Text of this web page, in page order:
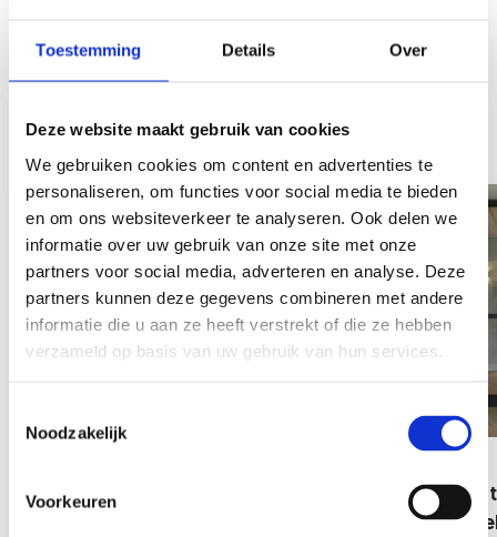
Toestemming Details Over
Deze website maakt gebruik van cookies
We gebruiken cookies om content en advertenties te
personaliseren, om functies voor social media te bieden
en om ons websiteverkeer te analyseren. Ook delen we
informatie over uw gebruik van onze site met onze
partners voor social media, adverteren en analyse. Deze
partners kunnen deze gegevens combineren met andere
informatie die u aan ze heeft verstrekt of die ze hebben
verzameld op basis van uw gebruik van hun services.
Noodzakelijk
Voorkeuren
Zie ook
Dubbele taatsdeuren in
Dubbele
model